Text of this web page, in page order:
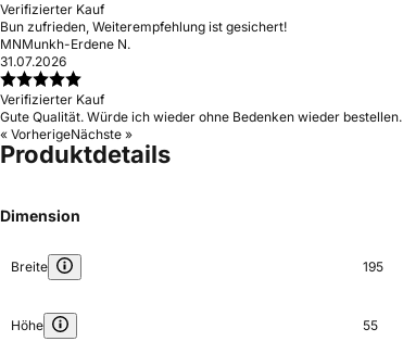
Verifizierter Kauf
Bun zufrieden, Weiterempfehlung ist gesichert!
MNMunkh-Erdene N.
31.07.2026
Verifizierter Kauf
Gute Qualität. Würde ich wieder ohne Bedenken wieder bestellen.
« VorherigeNächste »
Produktdetails
Dimension
Breite 195
Höhe 55